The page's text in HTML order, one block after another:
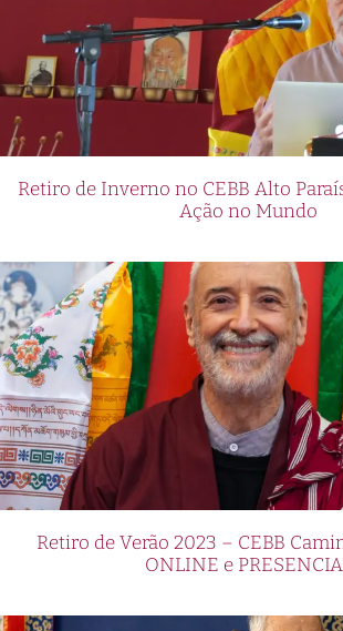
Retiro de Inverno no CEBB Alto
Ação no Mundo
Retiro de Verão 2023 – CEBB
ONLINE e